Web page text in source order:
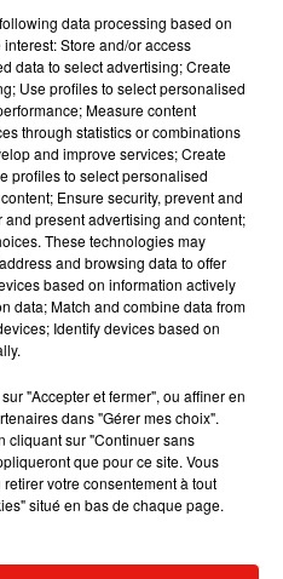
DJ Snake changeait de
avec son premier...
et Latin Mafia dévoilent enfin
créée en...
Mafia et Lykke Li
« Happiness Is So Sad »
data processing based on
Store and/or access
data to select advertising; Create
Use profiles to select personalised
Measure content
through statistics or combinations
and improve services; Create
profiles to select personalised
Ensure security, prevent and
present advertising and content;
These technologies may
and browsing data to offer
based on information actively
data; Match and combine data from
Identify devices based on
"Accepter et fermer", ou affiner en
dans "Gérer mes choix".
cliquant sur "Continuer sans
que pour ce site. Vous
votre consentement à tout
situé en bas de chaque page.